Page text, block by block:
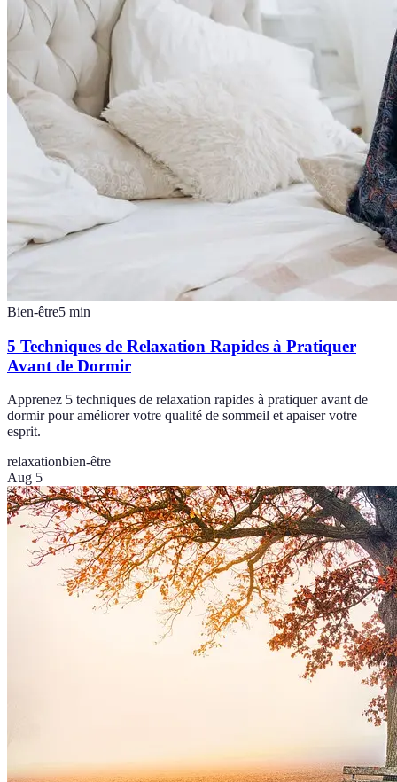
Bien-être5 min
5 Techniques de Relaxation Rapides à Pratiquer
Avant de Dormir
Apprenez 5 techniques de relaxation rapides à pratiquer avant de
dormir pour améliorer votre qualité de sommeil et apaiser votre
esprit.
relaxationbien-être
Aug 5